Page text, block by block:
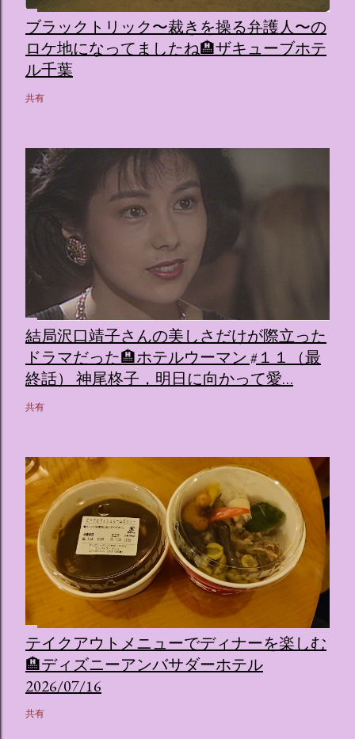
ブラックトリック〜裁きを操る弁護人〜の
ロケ地になってましたね🏨ザキューブホテ
ル千葉
共有
結局沢口靖子さんの美しさだけが際立った
ドラマだった🏨ホテルウーマン #１１（最
終話） 神尾柊子，明日に向かって愛…
共有
テイクアウトメニューでディナーを楽しむ
🏨ディズニーアンバサダーホテル
2026/07/16
共有